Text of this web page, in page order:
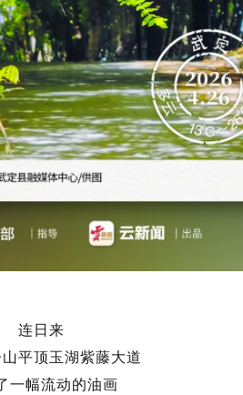
连日来
平顶玉湖紫藤大道
一幅流动的油画